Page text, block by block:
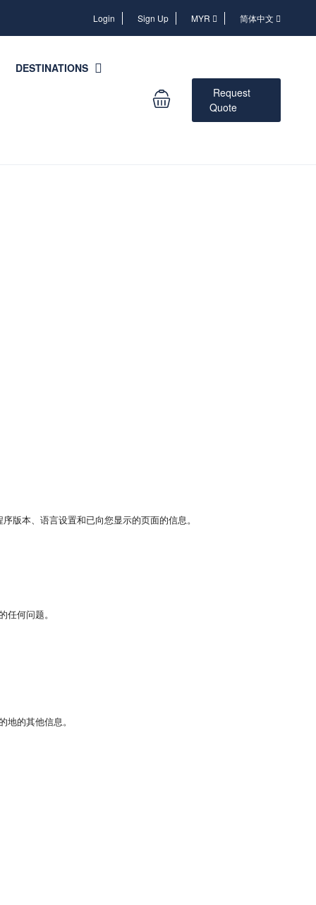
Login Sign Up MYR 简体中文
DESTINATIONS
Request
Quote
版本、语言设置和已向您显示的页面的信息。
何问题。
的其他信息。